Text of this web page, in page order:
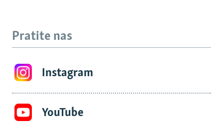
Pratite nas
Instagram
YouTube